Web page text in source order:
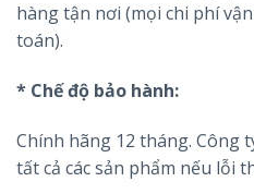
hàng tận nơi (mọi chi phí
toán).
* Chế độ bảo hành:
Chính hãng 12 tháng. Công
tất cả các sản phẩm nếu lỗi